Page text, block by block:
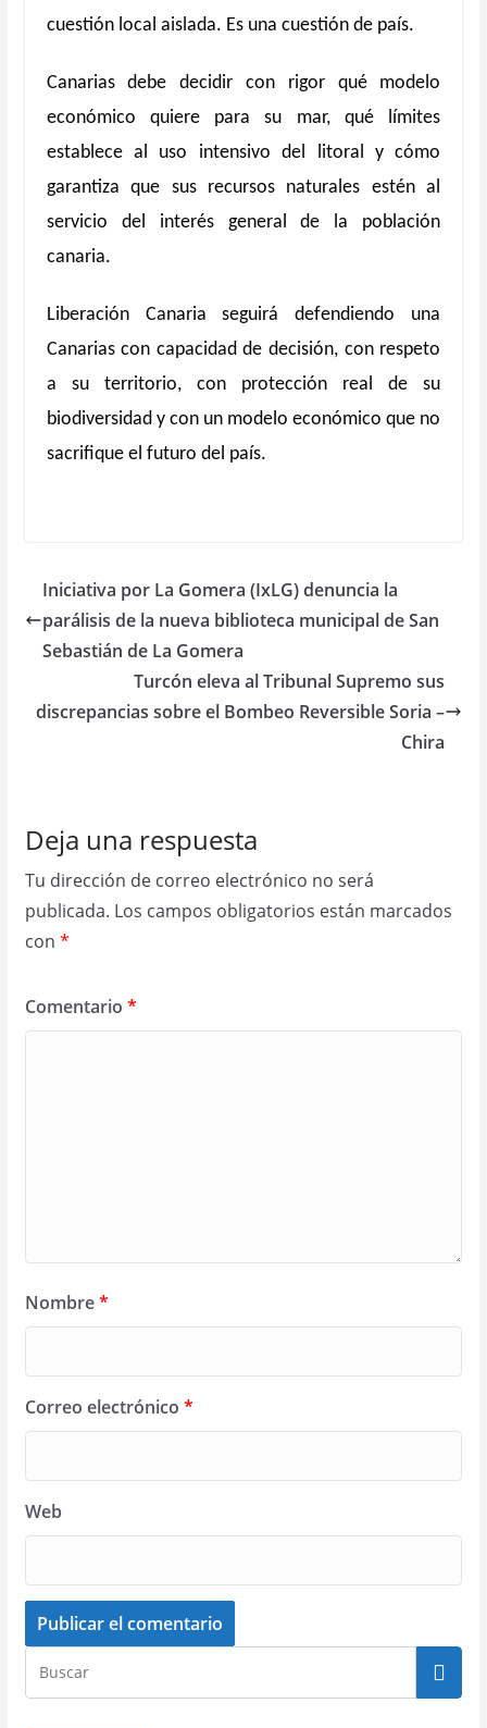
cuestión local aislada. Es una cuestión de país.
Canarias debe decidir con rigor qué modelo
económico quiere para su mar, qué límites
establece al uso intensivo del litoral y cómo
garantiza que sus recursos naturales estén al
servicio del interés general de la población
canaria.
Liberación Canaria seguirá defendiendo una
Canarias con capacidad de decisión, con respeto
a su territorio, con protección real de su
biodiversidad y con un modelo económico que no
sacrifique el futuro del país.
Iniciativa por La Gomera (IxLG) denuncia la
parálisis de la nueva biblioteca municipal de San
Sebastián de La Gomera
Turcón eleva al Tribunal Supremo sus
discrepancias sobre el Bombeo Reversible Soria –
Chira
Deja una respuesta
Tu dirección de correo electrónico no será
publicada. Los campos obligatorios están marcados
con *
Comentario *
Nombre*
Correo electrónico *
Web